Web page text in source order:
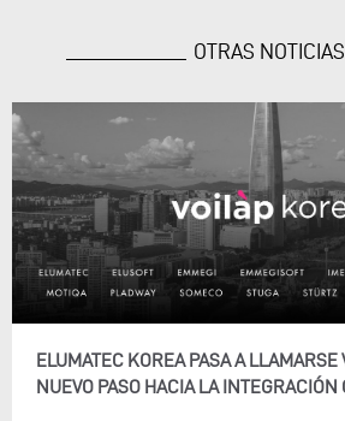
OTRAS NOTICIAS
ELUMATEC KOREA PASA A LLAMARSE
NUEVO PASO HACIA LA INTEGRACIÓN